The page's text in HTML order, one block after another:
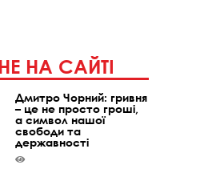
НА САЙТІ
Дмитро Чорний: гривня
– це не просто гроші,
а символ нашої
свободи та
державності